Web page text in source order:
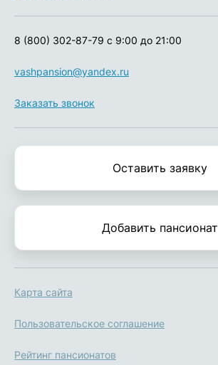
vashpansion@yandex.ru
8 (800) 302-87-79 с 9:00 до 21:00
Заказать звонок
Оставить заявку
Добавить пансионат
Карта сайта
Пользовательское соглашение
Рейтинг пансионатов